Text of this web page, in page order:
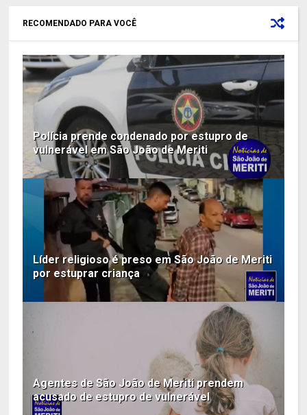
RECOMENDADO PARA VOCÊ
Polícia prende condenado por estupro de
vulnerável em São João de Meriti
Líder religioso é preso em São João de Meriti
por estuprar criança
Agentes de São João de Meriti prendem
acusado de estupro de vulnerável